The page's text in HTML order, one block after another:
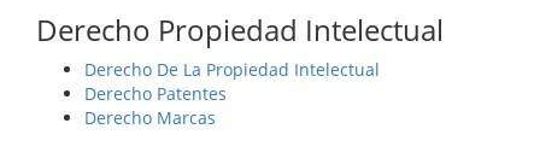
Derecho Propiedad Intelectual
Derecho De La Propiedad Intelectual
Derecho Patentes
Derecho Marcas